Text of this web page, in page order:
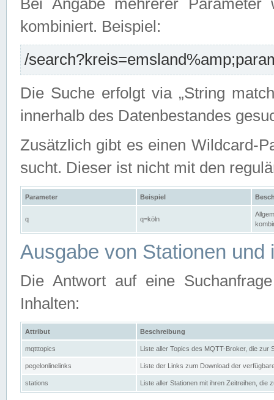
Bei Angabe mehrerer Parameter
kombiniert. Beispiel:
/
Die Suche erfolgt via „String
innerhalb des Datenbestandes
Zusätzlich gibt es einen Wildcard-
sucht. Dieser ist nicht mit den
Parameter Beispiel
q q=köln
Ausgabe von Stationen und
Die Antwort auf eine
Inhalten:
Attribut Beschreibung
mqtttopics Liste aller Topics des MQTT-Broker, die zur
pegelonlinelinks Liste der Links zum Download der
stations Liste aller Stationen mit ihren Zeitreihen, die